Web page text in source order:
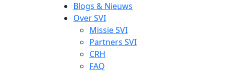
Blogs & Nieuws
Over SVI
Missie SVI
Partners SVI
CRH
FAQ